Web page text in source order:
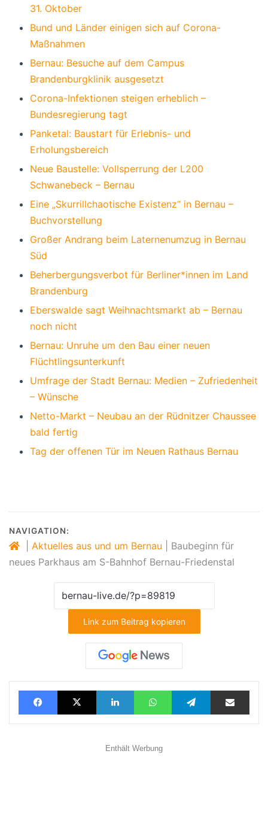
31. Oktober
Bund und Länder einigen sich auf Corona-
Maßnahmen
Bernau: Besuche auf dem Campus
Brandenburgklinik ausgesetzt
Corona-Infektionen steigen erheblich –
Bundesregierung tagt
Panketal: Baustart für Erlebnis- und
Erholungsbereich
Neue Baustelle: Vollsperrung der L200
Schwanebeck – Bernau
Eine „Skurrillchaotische Existenz“ in Bernau –
Buchvorstellung
Großer Andrang beim Laternenumzug in Bernau
Süd
Beherbergungsverbot für Berliner*innen im Land
Brandenburg
Eberswalde sagt Weihnachtsmarkt ab – Bernau
noch nicht
Bernau: Unruhe um den Bau einer neuen
Flüchtlingsunterkunft
Umfrage der Stadt Bernau: Medien – Zufriedenheit
– Wünsche
Netto-Markt – Neubau an der Rüdnitzer Chaussee
bald fertig
Tag der offenen Tür im Neuen Rathaus Bernau
NAVIGATION:
Aktuelles aus und um Bernau
Baubeginn für
neues Parkhaus am S-Bahnhof Bernau-Friedenstal
Link zum Beitrag kopieren
FacebookX LinkedInWhatsAppTelegramTeilen via E-Mail
Enthält Werbung